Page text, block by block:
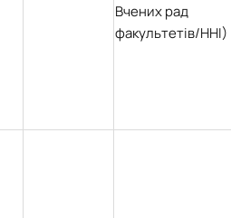
Вчених рад
факультетів/ННІ)